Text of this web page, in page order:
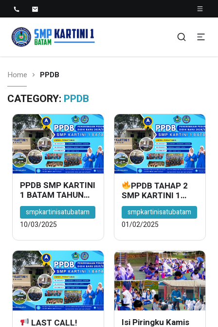
Home PPDB
CATEGORY: PPDB
PPDB SMP KARTINI
1 BATAM TAHUN
AJARAN
2025/2026: HANYA
TINGGAL 4 KUOTA
smpkartinisatubatam
10/03/2025
PPDB TAHAP 2
SMP KARTINI 1
BATAM RESMI
DIBUKA!
smpkartinisatubatam
01/02/2025
LAST CALL!
Isi Piringku Kamis